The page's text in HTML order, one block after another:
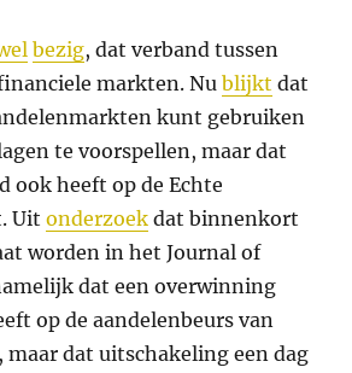
bezig, dat verband tussen
markten. Nublijkt dat
kunt gebruiken
te voorspellen, maar dat
ook heeft op de Echte
Uitonderzoek dat binnenkort
worden in het Journal of
dat een overwinning
op de aandelenbeurs van
maar dat uitschakeling een dag